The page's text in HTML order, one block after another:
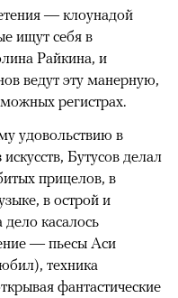
— клоунадой
ищут себя в
Райкина, и
ведут эту манерную,
регистрах.
удовольствию в
Бутусов делал
прицелов, в
в острой и
касалось
— пьесы Аси
техника
фантастические